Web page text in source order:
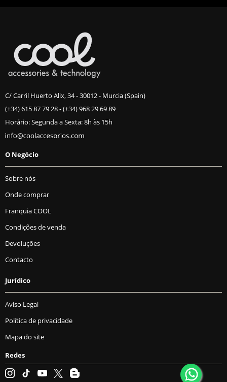
C/ Carril Huerto Alix, 34 - 30012 - Murcia (Spain)
(+34) 615 87 79 28-(+34) 968 29 69 89
Horário: Segunda a Sexta: 8h às 15h
O Negócio
Sobre nós
Onde comprar
Franquia COOL
Condições de venda
Devoluções
Contacto
Jurídico
Aviso Legal
Política de privacidade
Mapa do site
Redes